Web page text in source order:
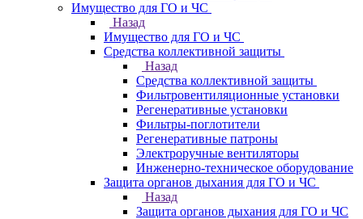
Имущество для ГО и ЧС
Назад
Имущество для ГО и ЧС
Средства коллективной защиты
Назад
Средства коллективной защиты
Фильтровентиляционные установки
Регенеративные установки
Фильтры-поглотители
Регенеративные патроны
Электроручные вентиляторы
Инженерно-техническое оборудование
Защита органов дыхания для ГО и ЧС
Назад
Защита органов дыхания для ГО и ЧС